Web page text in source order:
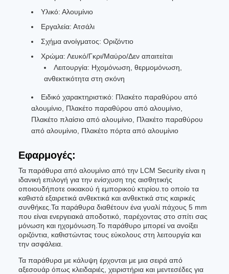
Υλικό: Αλουμίνιο
Εργαλεία: Ατσάλι
Σχήμα ανοίγματος: Οριζόντιο
Χρώμα: Λευκό/Γκρι/Μαύρο/Δεν απαιτείται
Λειτουργία: Ηχομόνωση, θερμομόνωση,
ανθεκτικότητα στη σκόνη
Ειδικό χαρακτηριστικό: Πλακέτο παραθύρου από
αλουμίνιο, Πλακέτο παραθύρου από αλουμίνιο,
Πλακέτο πλαίσιο από αλουμίνιο, Πλακέτο παραθύρου
από αλουμίνιο, Πλακέτο πόρτα από αλουμίνιο
Εφαρμογές:
Τα παράθυρα από αλουμίνιο από την LCM Security είναι η
ιδανική επιλογή για την ενίσχυση της αισθητικής
οποιουδήποτε οικιακού ή εμπορικού κτιρίου.το οποίο τα
καθιστά εξαιρετικά ανθεκτικά και ανθεκτικά στις καιρικές
συνθήκες.Τα παράθυρα διαθέτουν ένα γυαλί πάχους 5 mm
που είναι ενεργειακά αποδοτικό, παρέχοντας στο σπίτι σας
μόνωση και ηχομόνωση.Το παράθυρο μπορεί να ανοίξει
οριζόντια, καθιστώντας τους εύκολους στη λειτουργία και
την ασφάλεια.
Τα παράθυρα με κάλυψη έρχονται με μια σειρά από
αξεσουάρ όπως κλειδαριές, χειριστήρια και μεντεσέδες για